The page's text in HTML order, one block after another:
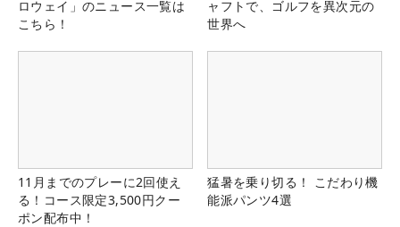
ロウェイ」のニュース一覧は
こちら！
ャフトで、ゴルフを異次元の
世界へ
11月までのプレーに2回使え
る！コース限定3,500円クー
ポン配布中！
猛暑を乗り切る！ こだわり機
能派パンツ4選